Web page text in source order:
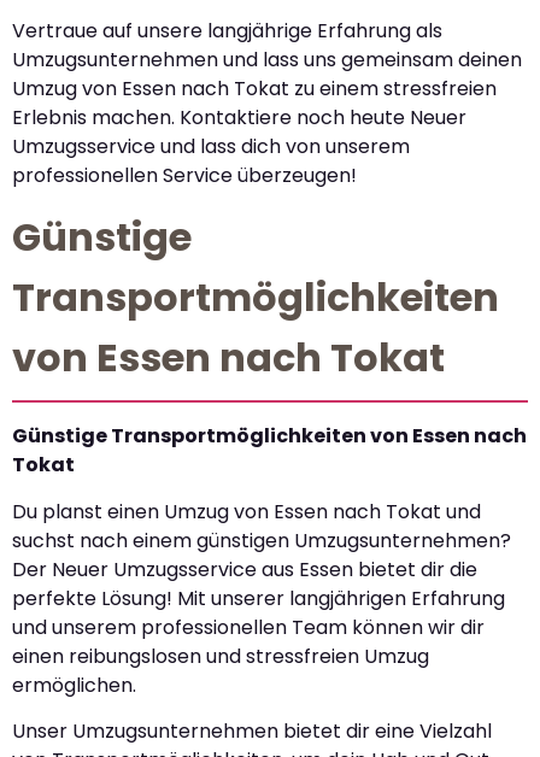
Vertraue auf unsere langjährige Erfahrung als
Umzugsunternehmen und lass uns gemeinsam deinen
Umzug von Essen nach Tokat zu einem stressfreien
Erlebnis machen. Kontaktiere noch heute Neuer
Umzugsservice und lass dich von unserem
professionellen Service überzeugen!
Günstige
Transportmöglichkeiten
von Essen nach Tokat
Günstige Transportmöglichkeiten von Essen nach
Tokat
Du planst einen Umzug von Essen nach Tokat und
suchst nach einem günstigen Umzugsunternehmen?
Der Neuer Umzugsservice aus Essen bietet dir die
perfekte Lösung! Mit unserer langjährigen Erfahrung
und unserem professionellen Team können wir dir
einen reibungslosen und stressfreien Umzug
ermöglichen.
Unser Umzugsunternehmen bietet dir eine Vielzahl